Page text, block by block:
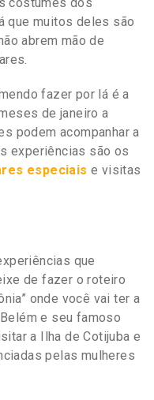
que muitos deles são
abrem mão de
fazer por lá é a
de janeiro a
podem acompanhar a
experiências são os
especiais e visitas
que
de fazer o roteiro
onde você vai ter a
e seu famoso
a Ilha de Cotijuba e
pelas mulheres